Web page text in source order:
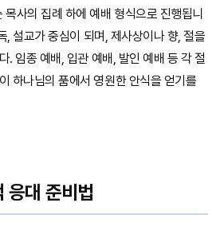
목사의 집례 하에 예배 형식으로 진행됩니
, 설교가 중심이 되며, 제사상이나 향, 절을
. 임종 예배, 입관 예배, 발인 예배 등 각 절
하나님의 품에서 영원한 안식을 얻기를
응대 준비법